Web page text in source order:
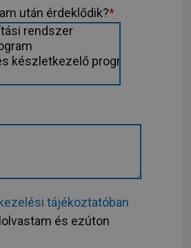
után érdeklődik?*
tájékoztatóban
és ezúton